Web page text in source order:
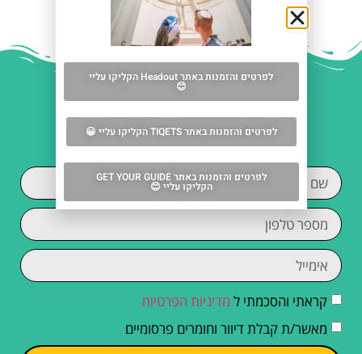
עזרה עם תכנון החופשה
בפירנצה?
קראתי והסכמתי ל מדיניות הפרטיות
מאשר/ת קבלת דיוור וחומרים פרסומיים
לפרטים והזמנות באתר Headout הקליקו עליי
😊
לפרטים והזמנות באתר TIQETS הקליקו עליי 😀
לפרטים והזמנות באתר GET YOUR GUIDE
הקליקו עליי 😊